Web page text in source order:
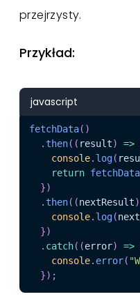
przejrzysty.
Przykład:
javascript
fetchData( )
. then( ( result) =>
console. log(
return fetchData
})
. then( (nextResult)
console. log(
})
. catch( (error) =>
console. error(
}) ;